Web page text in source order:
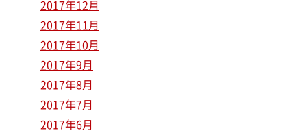
2017年12月
2017年11月
2017年10月
2017年9月
2017年8月
2017年7月
2017年6月